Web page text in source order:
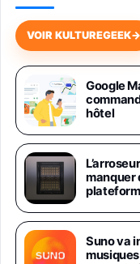
648,63€
Samsung
Android 5G
Chargeur
1019€
Galaxy S26
1019€1399€
Galaxy S26
892€1199€
VOIR KULTUREGEEK→
Google
hôtel
manquer
Suno va